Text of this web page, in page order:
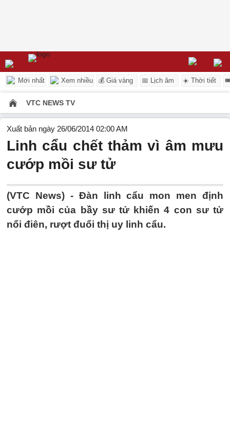
Mới nhất Xem nhiều 💰 Giá vàng 📅 Lịch âm ☀️ Thời tiết
VTC NEWS TV
Xuất bản ngày 26/06/2014 02:00 AM
Linh cẩu chết thảm vì âm mưu
cướp mồi sư tử
(VTC News) - Đàn linh cẩu mon men định
cướp mồi của bầy sư tử khiến 4 con sư tử
nổi điên, rượt đuổi thị uy linh cẩu.